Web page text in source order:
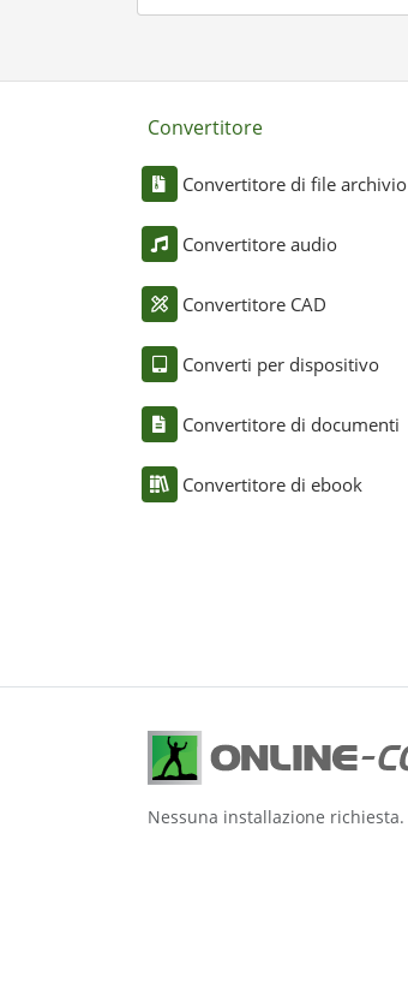
Convertitore
Convertitore di file archivio
Convertitore audio
Convertitore CAD
Converti per dispositivo
Convertitore di documenti
Convertitore di ebook
Nessuna installazione richiesta.